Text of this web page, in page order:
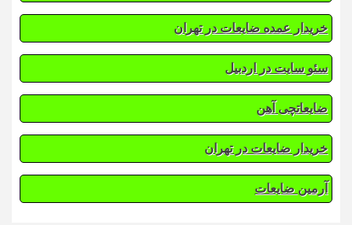
خریدار عمده ضایعات در تهران
سئو سایت در اردبیل
ضایعاتچی آهن
خریدار ضایعات در تهران
آرمین ضایعات